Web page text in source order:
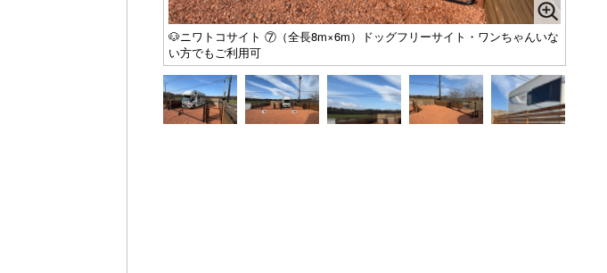
🐶ニワトコサイト ⑦（全長8m×6m）ドッグフリーサイト・ワンちゃんいな
い方でもご利用可